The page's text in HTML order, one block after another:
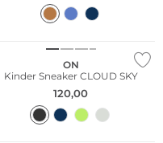
ON
Kinder Sneaker CLOUD SKY
120,00
Nur Online